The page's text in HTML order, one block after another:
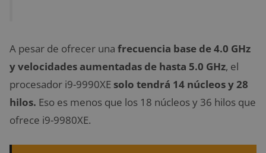
A pesar de ofrecer una frecuencia base de 4.0 GHz
y velocidades aumentadas de hasta 5.0 GHz, el
procesador i9-9990XE solo tendrá 14 núcleos y 28
hilos. Eso es menos que los 18 núcleos y 36 hilos que
ofrece i9-9980XE.